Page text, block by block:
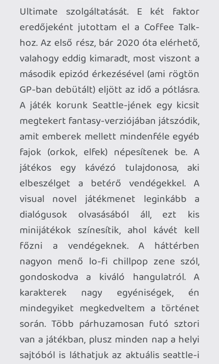
minijátékok színesítik, ahol kávét kell
főzni a vendégeknek. A háttérben
nagyon menő lo-fi chillpop zene szól,
gondoskodva a kiváló hangulatról. A
karakterek nagy egyéniségek, én
mindegyiket megkedveltem a történet
során. Több párhuzamosan futó sztori
van a játékban, plusz minden nap a helyi
sajtóból is láthatjuk az aktuális seattle-i
történéseket.
Az első részt hamar kipörgettem (pár óra
alatt megvan a végigjátszás, plusz a
szokásos acsik minden begyűjtésével jó
ösztönzők egy második körre), és utána
rögtön ráugrottam a második epizódra is.
Túl sok minden nem változott, de
mindenből egy picivel többet kapunk:
plusz összetevők az italok készítéséhez,
új gameplay mechanika (a vendégek ott
felejtenek tárgyakat a kávézóban, ezeket
később visszaadhatjuk nekik vagy
másoknak), régi és új szereplők, valamint